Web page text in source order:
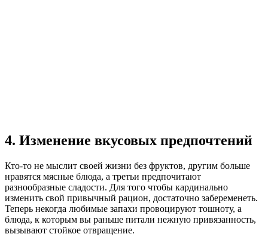
4. Изменение вкусовых предпочтений
Кто-то не мыслит своей жизни без фруктов, другим больше
нравятся мясные блюда, а третьи предпочитают
разнообразные сладости. Для того чтобы кардинально
изменить свой привычный рацион, достаточно забеременеть.
Теперь некогда любимые запахи провоцируют тошноту, а
блюда, к которым вы раньше питали нежную привязанность,
вызывают стойкое отвращение.